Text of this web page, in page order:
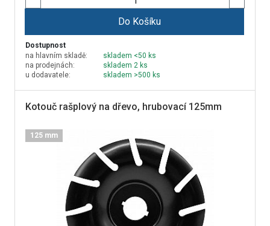
Do Košíku
Dostupnost
na hlavním skladě:
skladem <50 ks
na prodejnách:
skladem 2 ks
u dodavatele:
skladem >500 ks
Kotouč rašplový na dřevo, hrubovací 125mm
125 mm